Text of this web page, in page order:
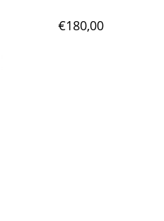
€180,00